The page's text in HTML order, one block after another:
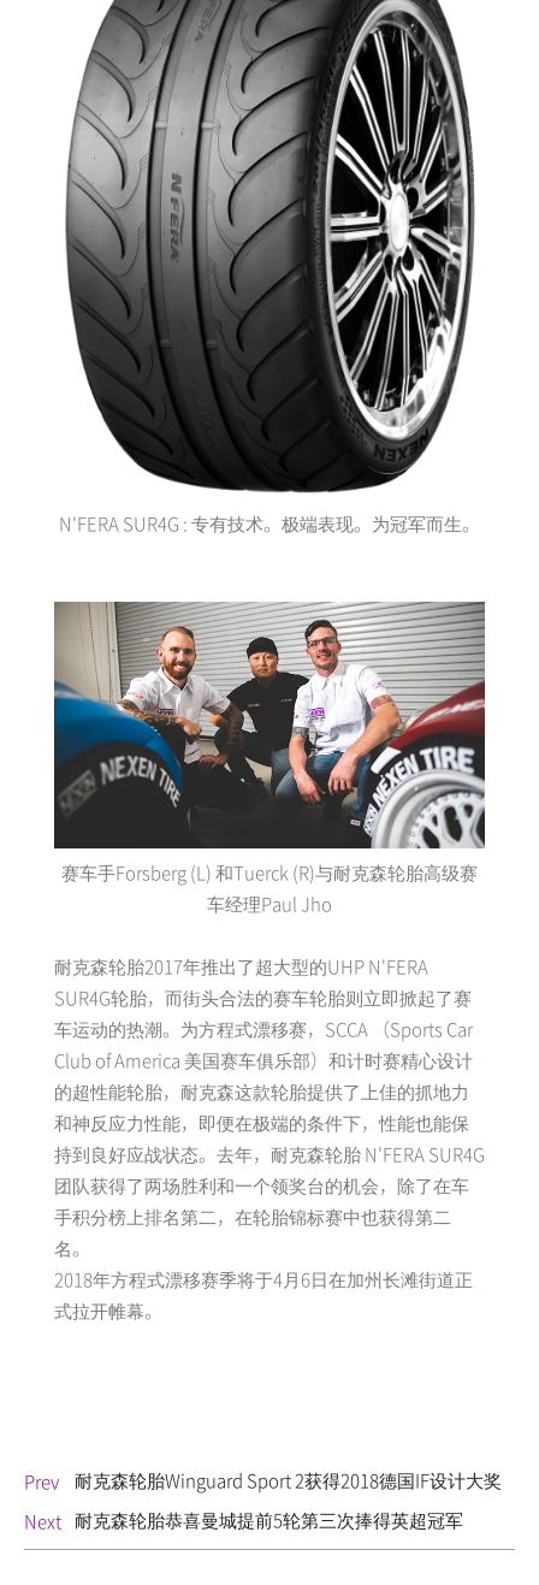
N'FERA SUR4G : 专有技术。极端表现。为冠军而生。
赛车手Forsberg (L) 和Tuerck (R)与耐克森轮胎高级赛
车经理Paul Jho
耐克森轮胎2017年推出了超大型的UHP N'FERA
SUR4G轮胎，而街头合法的赛车轮胎则立即掀起了赛
车运动的热潮。为方程式漂移赛，SCCA （Sports Car
Club of America 美国赛车俱乐部）和计时赛精心设计
的超性能轮胎，耐克森这款轮胎提供了上佳的抓地力
和神反应力性能，即便在极端的条件下，性能也能保
持到良好应战状态。去年，耐克森轮胎 N'FERA SUR4G
团队获得了两场胜利和一个领奖台的机会，除了在车
手积分榜上排名第二，在轮胎锦标赛中也获得第二
名。
2018年方程式漂移赛季将于4月6日在加州长滩街道正
式拉开帷幕。
Prev 耐克森轮胎Winguard Sport 2获得2018德国IF设计大奖
Next 耐克森轮胎恭喜曼城提前5轮第三次捧得英超冠军